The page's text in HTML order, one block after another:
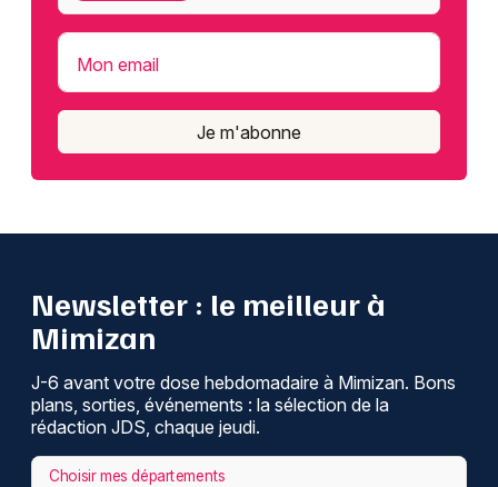
Mon email
Je m'abonne
Newsletter : le meilleur à
Mimizan
J-6 avant votre dose hebdomadaire à Mimizan. Bons
plans, sorties, événements : la sélection de la
rédaction JDS, chaque jeudi.
Choisir mes départements